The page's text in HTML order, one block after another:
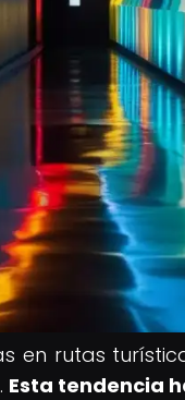
en rutas
Esta tendencia